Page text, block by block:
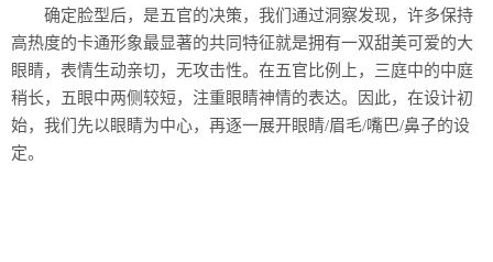
确定脸型后，是五官的决策，我们通过洞察发现，许多保持
高热度的卡通形象最显著的共同特征就是拥有一双甜美可爱的大
眼睛，表情生动亲切，无攻击性。在五官比例上，三庭中的中庭
稍长，五眼中两侧较短，注重眼睛神情的表达。因此，在设计初
始，我们先以眼睛为中心，再逐一展开眼睛/眉毛/嘴巴/鼻子的设
定。